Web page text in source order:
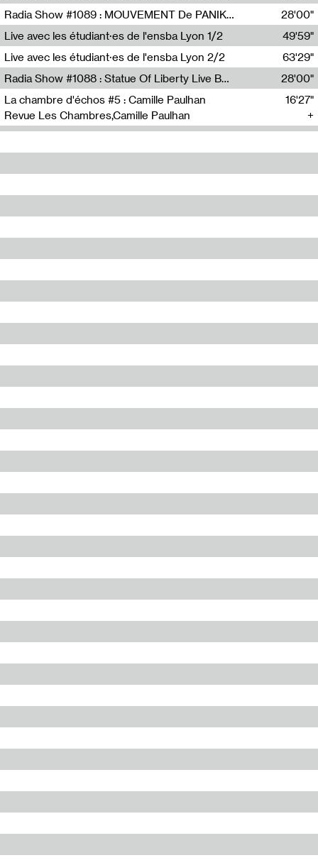
Nima Henryon,Athéna Noël,Amir Genillon,Ibourayane Ahmadi,Manelle Cherrih,Honorine Gibello,John Weeber,Manon JosephRadia Show #1089 : MOUVEMENT De PANIK (Radio Panik)
Radio Panik
28'00"
Live avec les étudiant·es de l'ensba Lyon 1/2
49'59"
Live avec les étudiant·es de l'ensba Lyon 2/2
63'29"
Radia Show #1088 : Statue Of Liberty Live By Ed Baxter (Resonance)
Resonance
28'00"
La chambre d'échos #5 : Camille Paulhan
Revue Les Chambres,Camille Paulhan
16'27"